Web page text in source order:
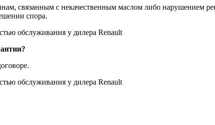
связанным с некачественным маслом либо нарушением
спора.